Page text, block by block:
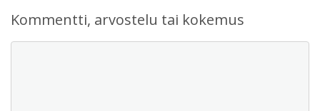
Kommentti, arvostelu tai kokemus